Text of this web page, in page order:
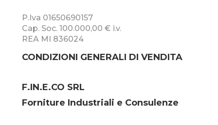
P.Iva 01650690157
Cap. Soc. 100.000,00 € i.v.
REA MI 836024
CONDIZIONI GENERALI DI VENDITA
F.IN.E.CO SRL
Forniture Industriali e Consulenze